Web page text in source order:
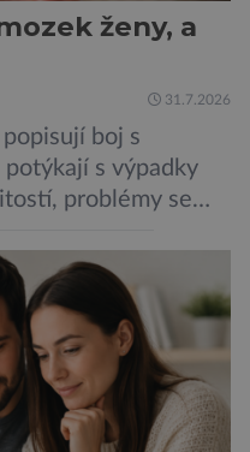
ženy, a
31.7.2026
boj s
potýkají s výpadky
problémy se
při péči o
ukazuje, že za tím
těhotenstvím!
v angličtině […]